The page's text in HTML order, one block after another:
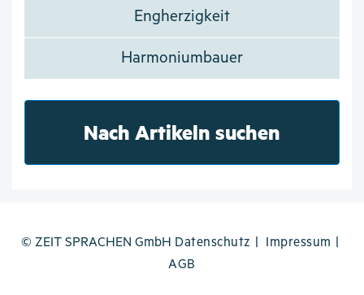
Engherzigkeit
Harmoniumbauer
Nach Artikeln suchen
© ZEIT SPRACHEN GmbH Datenschutz
Impressum
AGB